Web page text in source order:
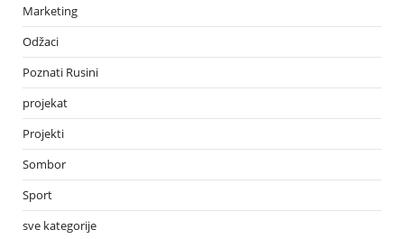
Marketing
Odžaci
Poznati Rusini
projekat
Projekti
Sombor
Sport
sve kategorije